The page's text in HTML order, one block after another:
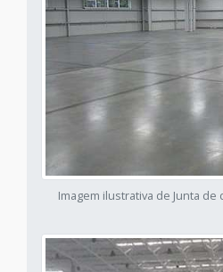
Imagem ilustrativa de Junta